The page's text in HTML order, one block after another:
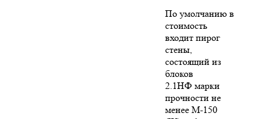
По умолчанию в
стоимость
входит пирог
стены,
состоящий из
блоков
2.1НФ марки
прочности не
менее М-150